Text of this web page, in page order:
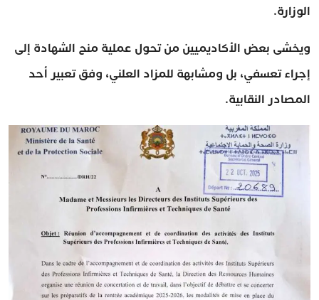
الوزارة.
ويخشى بعض الأكاديميين من تحول عملية منح الشهادة إلى
إجراء تعسفي، بل ومشابهة للمزاد العلني، وفق تعبير أحد
المصادر النقابية.